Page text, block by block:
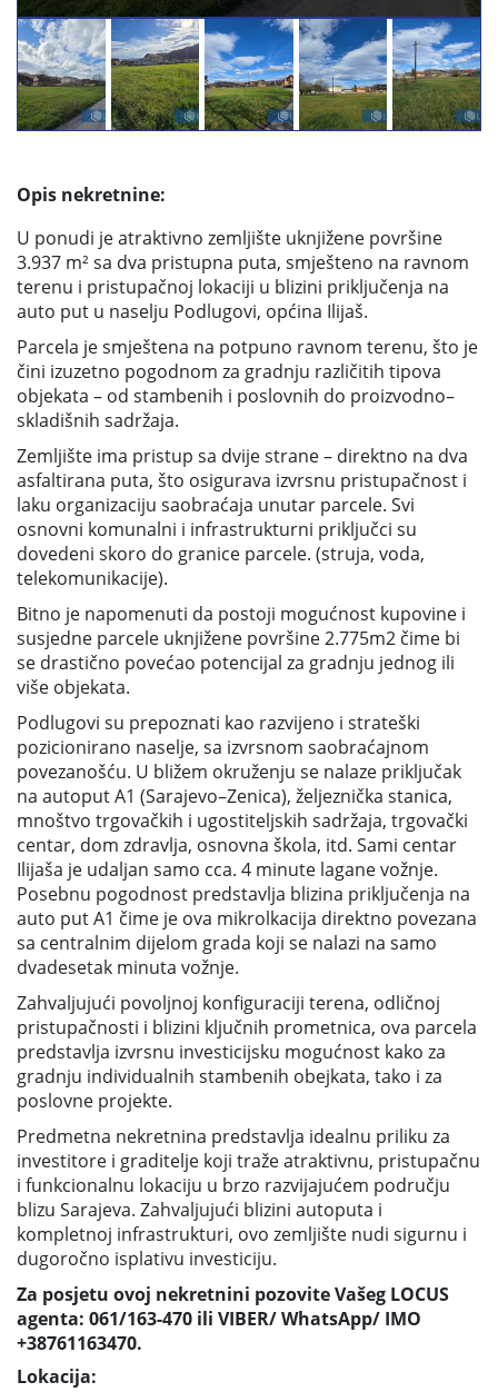
Opis nekretnine:
U ponudi je atraktivno zemljište uknjižene površine
3.937 m² sa dva pristupna puta, smješteno na ravnom
terenu i pristupačnoj lokaciji u blizini priključenja na
auto put u naselju Podlugovi, općina Ilijaš.
Parcela je smještena na potpuno ravnom terenu, što je
čini izuzetno pogodnom za gradnju različitih tipova
objekata – od stambenih i poslovnih do proizvodno–
skladišnih sadržaja.
Zemljište ima pristup sa dvije strane – direktno na dva
asfaltirana puta, što osigurava izvrsnu pristupačnost i
laku organizaciju saobraćaja unutar parcele. Svi
osnovni komunalni i infrastrukturni priključci su
dovedeni skoro do granice parcele. (struja, voda,
telekomunikacije).
Bitno je napomenuti da postoji mogućnost kupovine i
susjedne parcele uknjižene površine 2.775m2 čime bi
se drastično povećao potencijal za gradnju jednog ili
više objekata.
Podlugovi su prepoznati kao razvijeno i strateški
pozicionirano naselje, sa izvrsnom saobraćajnom
povezanošću. U bližem okruženju se nalaze priključak
na autoput A1 (Sarajevo–Zenica), željeznička stanica,
mnoštvo trgovačkih i ugostiteljskih sadržaja, trgovački
centar, dom zdravlja, osnovna škola, itd. Sami centar
Ilijaša je udaljan samo cca. 4 minute lagane vožnje.
Posebnu pogodnost predstavlja blizina priključenja na
auto put A1 čime je ova mikrolkacija direktno povezana
sa centralnim dijelom grada koji se nalazi na samo
dvadesetak minuta vožnje.
Zahvaljujući povoljnoj konfiguraciji terena, odličnoj
pristupačnosti i blizini ključnih prometnica, ova parcela
predstavlja izvrsnu investicijsku mogućnost kako za
gradnju individualnih stambenih obejkata, tako i za
poslovne projekte.
Predmetna nekretnina predstavlja idealnu priliku za
investitore i graditelje koji traže atraktivnu, pristupačnu
i funkcionalnu lokaciju u brzo razvijajućem području
blizu Sarajeva. Zahvaljujući blizini autoputa i
kompletnoj infrastrukturi, ovo zemljište nudi sigurnu i
dugoročno isplativu investiciju.
Za posjetu ovoj nekretnini pozovite Vašeg LOCUS
agenta: 061/163-470 ili VIBER/ WhatsApp/ IMO
+38761163470.
Lokacija: